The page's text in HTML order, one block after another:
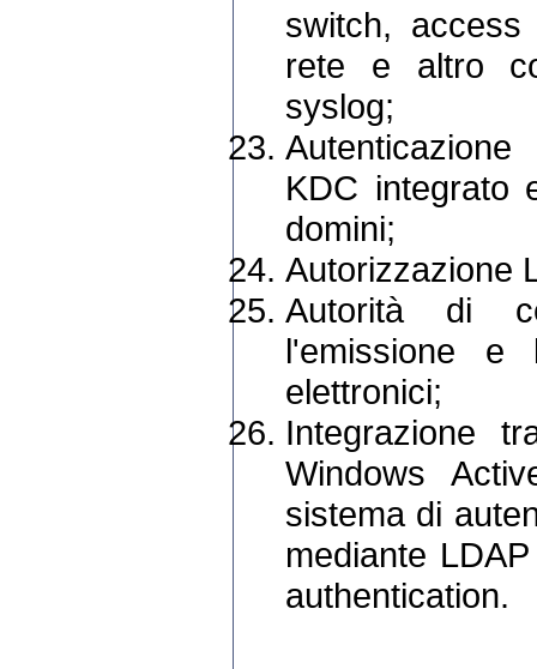
switch,
rete e altro
syslog;
KDC integrato
domini;
Autorizzazione
Autorità di
l'emissione e
elettronici;
Integrazione
Windows
sistema di
mediante
authentication.